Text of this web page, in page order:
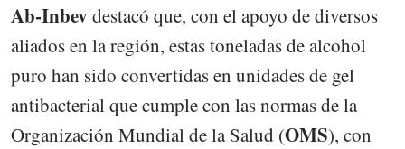
Ab-Inbev destacó que, con el apoyo de diversos
aliados en la región, estas toneladas de alcohol
puro han sido convertidas en unidades de gel
antibacterial que cumple con las normas de la
Organización Mundial de la Salud (OMS), con